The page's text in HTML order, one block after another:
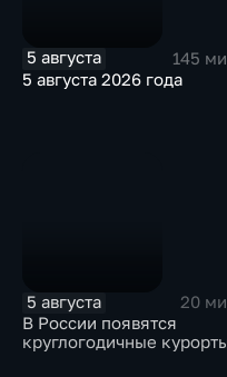
5 августа
145
5 августа 2026 года
5 августа
20
В России появятся
круглогодичные